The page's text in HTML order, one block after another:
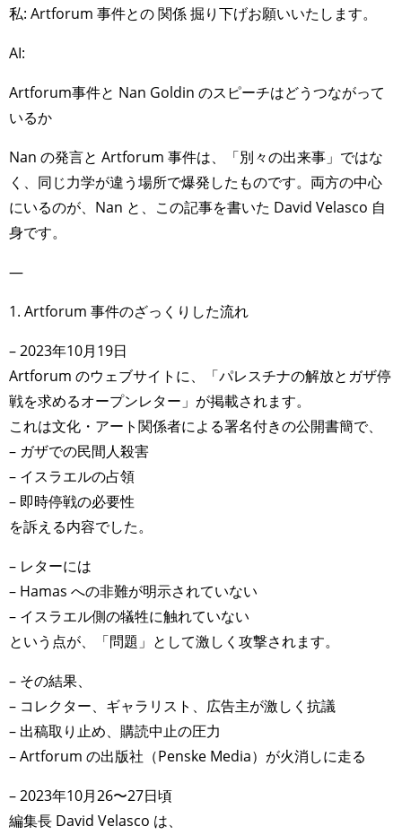
私: Artforum 事件との 関係 掘り下げお願いいたします。
AI:
Artforum事件と Nan Goldin のスピーチはどうつながって
いるか
Nan の発言と Artforum 事件は、「別々の出来事」ではな
く、同じ力学が違う場所で爆発したものです。両方の中心
にいるのが、Nan と、この記事を書いた David Velasco 自
身です。
—
1. Artforum 事件のざっくりした流れ
– 2023年10月19日
Artforum のウェブサイトに、「パレスチナの解放とガザ停
戦を求めるオープンレター」が掲載されます。
これは文化・アート関係者による署名付きの公開書簡で、
– ガザでの民間人殺害
– イスラエルの占領
– 即時停戦の必要性
を訴える内容でした。
– レターには
– Hamas への非難が明示されていない
– イスラエル側の犠牲に触れていない
という点が、「問題」として激しく攻撃されます。
– その結果、
– コレクター、ギャラリスト、広告主が激しく抗議
– 出稿取り止め、購読中止の圧力
– Artforum の出版社（Penske Media）が火消しに走る
– 2023年10月26〜27日頃
編集長 David Velasco は、